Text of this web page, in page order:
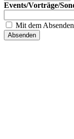
Events/Vorträge/
Mit dem
Absenden